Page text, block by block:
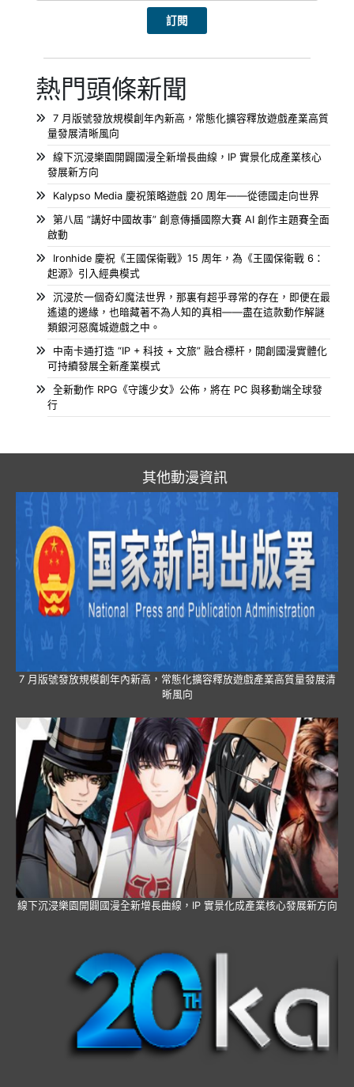
熱門頭條新聞
7 月版號發放規模創年內新高，常態化擴容釋放遊戲產業高質
量發展清晰風向
線下沉浸樂園開闢國漫全新增長曲線，IP 實景化成產業核心
發展新方向
Kalypso Media 慶祝策略遊戲 20 周年——從德國走向世界
第八屆 “講好中國故事” 創意傳播國際大賽 AI 創作主題賽全面
啟動
Ironhide 慶祝《王國保衛戰》15 周年，為《王國保衛戰 6：
起源》引入經典模式
沉浸於一個奇幻魔法世界，那裏有超乎尋常的存在，即便在最
遙遠的邊緣，也暗藏著不為人知的真相——盡在這款動作解謎
類銀河惡魔城遊戲之中。
中南卡通打造 “IP + 科技 + 文旅” 融合標杆，開創國漫實體化
可持續發展全新產業模式
全新動作 RPG《守護少女》公佈，將在 PC 與移動端全球發
行
其他動漫資訊
7 月版號發放規模創年內新高，常態化擴容釋放遊戲產業高質量發展清
晰風向
線下沉浸樂園開闢國漫全新增長曲線，IP 實景化成產業核心發展新方向